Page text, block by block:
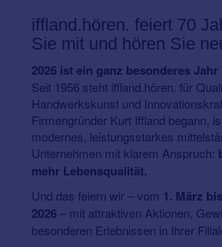
iffland.hören. feiert 70
Sie mit und hören Sie
2026 ist ein ganz besonderes Jahr
Seit 1956 steht iffland.hören. für
Handwerkskunst und
Firmengründer Kurt Iffland begann,
modernes, leistungsstarkes
Unternehmen mit klarem Anspruch:
mehr Lebensqualität.
Und das feiern wir – vom 1. März
2026– mit attraktiven Aktionen,
besonderen Erlebnissen in Ihrer